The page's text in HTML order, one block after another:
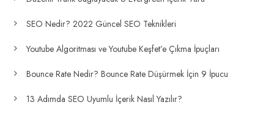
SEO Nedir? 2022 Güncel SEO Teknikleri
Youtube Algoritması ve Youtube Keşfet’e Çıkma İpuçları
Bounce Rate Nedir? Bounce Rate Düşürmek İçin 9 İpucu
13 Adımda SEO Uyumlu İçerik Nasıl Yazılır?